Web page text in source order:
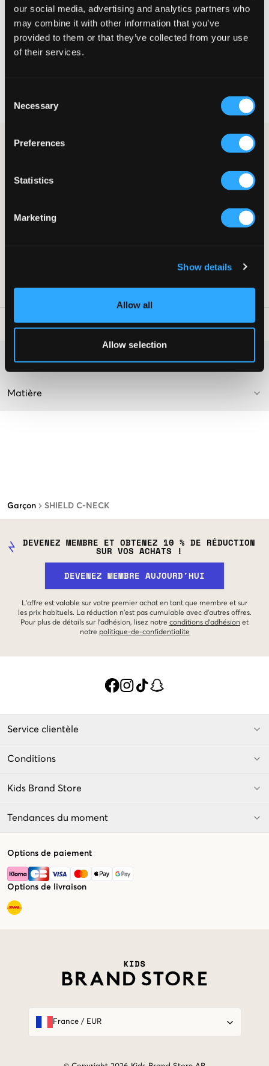
our social media, advertising and analytics partners who
may combine it with other information that you’ve
provided to them or that they’ve collected from your use
of their services.
Selection
Necessary
Preferences
Statistics
Marketing
Show details
Allow all
Allow selection
Garçon SHIELD C-NECK
CHOISIR LA TAILLE
Livraisons rapides
Haut de sweatshirt bleu marine de Gant. Le vêtement présente
un col rond et une coupe normale. Le logo de la marque est
classique et ne manquez pas les pantalons assortis.
Broderie
EVENING BLUE
Numéro d'article:126673-005
Conseils de lavage:
Plus d'informations sur les instructions de lavage
Matière
DEVENEZ MEMBRE ET OBTENEZ 10 % DE RÉDUCTION
SUR VOS ACHATS !
DEVENEZ MEMBRE AUJOURD'HUI
L'offre est valable sur votre premier achat en tant que membre et sur
les prix habituels. La réduction n'est pas cumulable avec d'autres offres.
Pour plus de détails sur l'adhésion, lisez notre conditions d'adhésion et
notre politique-de-confidentialite
Service clientèle
Conditions
Kids Brand Store
Tendances du moment
Options de paiement
Options de livraison
France/ EUR